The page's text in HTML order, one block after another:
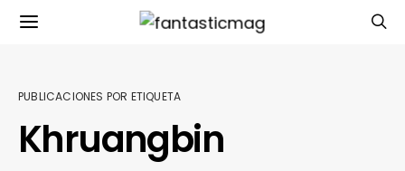
PUBLICACIONES POR ETIQUETA
Khruangbin